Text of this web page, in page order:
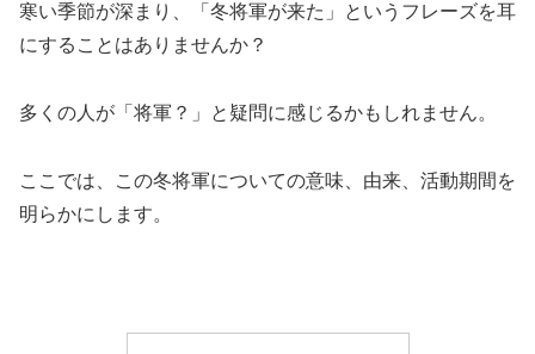
寒い季節が深まり、「冬将軍が来た」というフレーズを耳
にすることはありませんか？
多くの人が「将軍？」と疑問に感じるかもしれません。
ここでは、この冬将軍についての意味、由来、活動期間を
明らかにします。